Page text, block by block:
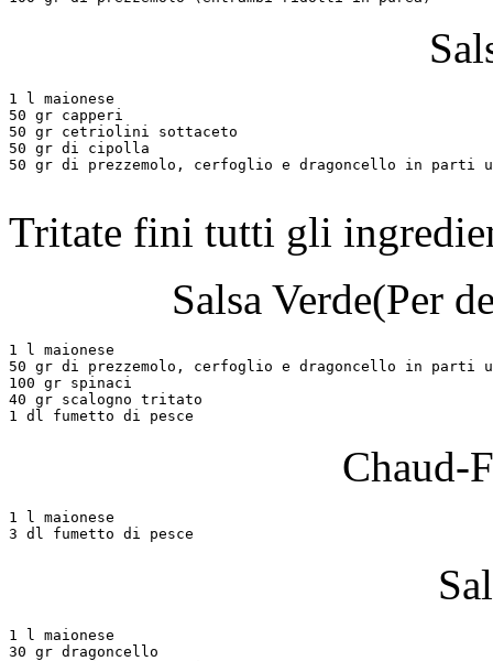
1 l maionese
50 gr capperi
50 gr cetriolini sottaceto
50 gr di cipolla
50 gr di prezzemolo, cerfoglio e dragoncello in parti
Tritate fini tutti gli
Salsa Verde(Per
1 l maionese
50 gr di prezzemolo, cerfoglio e dragoncello in parti
100 gr spinaci
40 gr scalogno tritato
Chaud-
1 l maionese
1 l maionese
30 gr dragoncello